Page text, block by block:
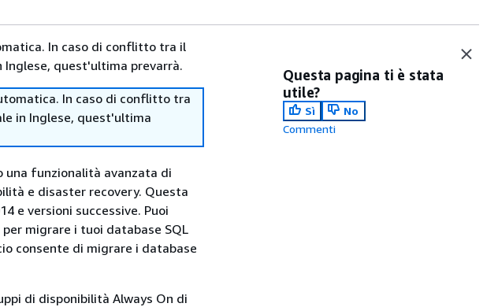
In caso di conflitto tra il
quest'ultima prevarrà.
In caso di conflitto tra
in Inglese, quest'ultima
una funzionalità avanzata di
e disaster recovery. Questa
e versioni successive. Puoi
migrare i tuoi database SQL
consente di migrare i database
di disponibilità Always On di
Questa pagina ti è stata
utile?
Sì
No
Commenti